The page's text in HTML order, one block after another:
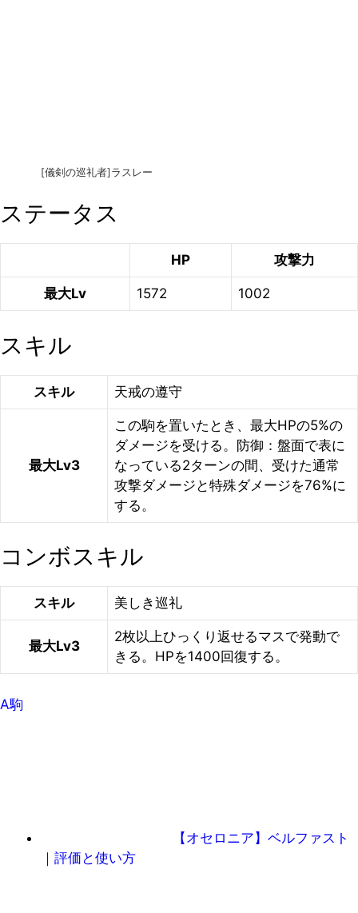
[儀剣の巡礼者]ラスレー
ステータス
HP 攻撃力
最大Lv 1572 1002
スキル
スキル 天戒の遵守
最大Lv3
この駒を置いたとき、最大HPの5%の
ダメージを受ける。防御：盤面で表に
なっている2ターンの間、受けた通常
攻撃ダメージと特殊ダメージを76%に
する。
コンボスキル
スキル 美しき巡礼
最大Lv3
2枚以上ひっくり返せるマスで発動で
きる。HPを1400回復する。
A駒
【オセロニア】ベルファスト
｜評価と使い方